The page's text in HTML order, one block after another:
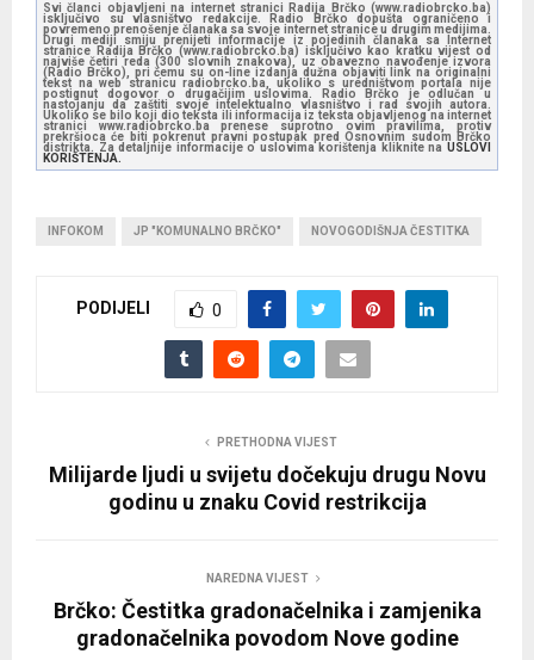
Svi članci objavljeni na internet stranici Radija Brčko (www.radiobrcko.ba)
isključivo su vlasništvo redakcije. Radio Brčko dopušta ograničeno i
povremeno prenošenje članaka sa svoje internet stranice u drugim medijima.
Drugi mediji smiju prenijeti informacije iz pojedinih članaka sa Internet
stranice Radija Brčko (www.radiobrcko.ba) isključivo kao kratku vijest od
najviše četiri reda (300 slovnih znakova), uz obavezno navođenje izvora
(Radio Brčko), pri čemu su on-line izdanja dužna objaviti link na originalni
tekst na web stranicu radiobrcko.ba, ukoliko s uredništvom portala nije
postignut dogovor o drugačijim uslovima. Radio Brčko je odlučan u
nastojanju da zaštiti svoje intelektualno vlasništvo i rad svojih autora.
Ukoliko se bilo koji dio teksta ili informacija iz teksta objavljenog na internet
stranici www.radiobrcko.ba prenese suprotno ovim pravilima, protiv
prekršioca će biti pokrenut pravni postupak pred Osnovnim sudom Brčko
distrikta. Za detaljnije informacije o uslovima korištenja kliknite na USLOVI
KORIŠTENJA.
INFOKOM JP "KOMUNALNO BRČKO" NOVOGODIŠNJA ČESTITKA
PODIJELI 0
PRETHODNA VIJEST
Milijarde ljudi u svijetu dočekuju drugu Novu
godinu u znaku Covid restrikcija
NAREDNA VIJEST
Brčko: Čestitka gradonačelnika i zamjenika
gradonačelnika povodom Nove godine